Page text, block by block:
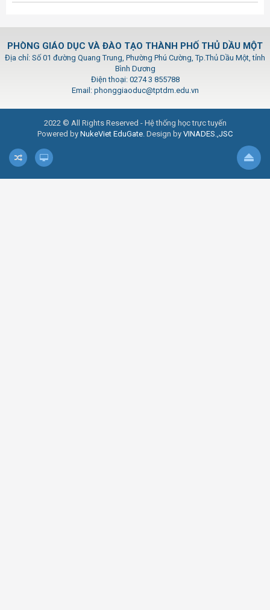
PHÒNG GIÁO DỤC VÀ ĐÀO TẠO THÀNH PHỐ THỦ DẦU MỘT
Địa chỉ: Số 01 đường Quang Trung, Phường Phú Cường, Tp.Thủ Dầu Một, tỉnh
Bình Dương
Điện thoại: 0274 3 855788
Email: phonggiaoduc@tptdm.edu.vn
2022 © All Rights Reserved - Hệ thống học trực tuyến
Powered by NukeViet EduGate . Design by VINADES.,JSC